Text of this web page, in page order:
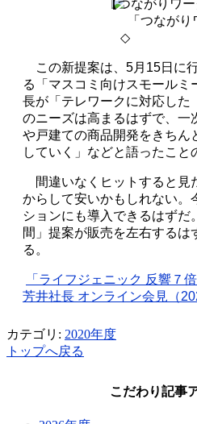
「つながり
◇
この新提案は、 5月 15日に
る「マスコミ向けスモールミ
長が「テレワークに対応した
のニーズは高まるはずで、一
や戸建ての商品開発をきちん
していく」などと語ったこと
間違いなくヒットすると見
からして安いかもしれない。
ションにも導入できるはずだ
間」提案が販売を左右するは
る。
「ライフジェニック 反響７
芳井社長 オンライン会見（
カテゴリ: 2020年度
トップへ戻る
こだわり記事